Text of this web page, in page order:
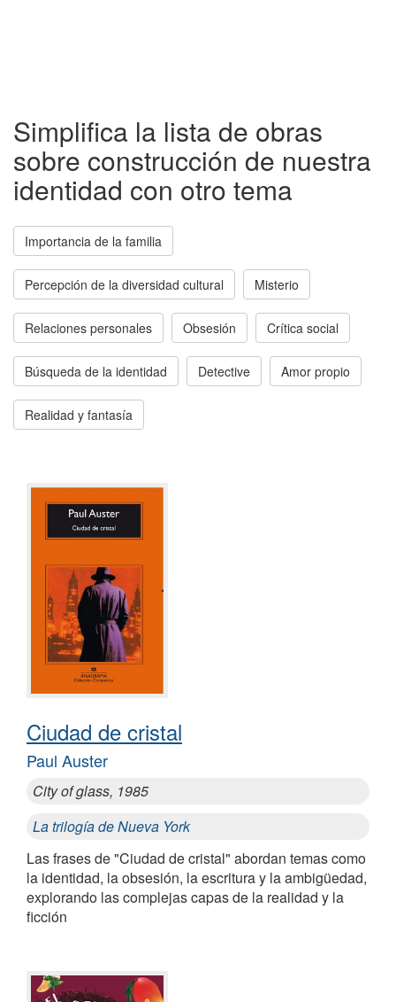
Simplifica la lista de obras
sobre construcción de nuestra
identidad con otro tema
Importancia de la familia
Percepción de la diversidad cultural Misterio
Relaciones personales Obsesión Crítica social
Búsqueda de la identidad Detective Amor propio
Realidad y fantasía
Ciudad de cristal
Paul Auster
City of glass, 1985
La trilogía de Nueva York
Las frases de "Ciudad de cristal" abordan temas como
la identidad, la obsesión, la escritura y la ambigüedad,
explorando las complejas capas de la realidad y la
ficción